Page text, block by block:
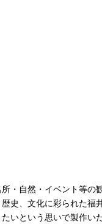
・自然・イベント等の
史、文化に彩られた福
いという思いで製作い